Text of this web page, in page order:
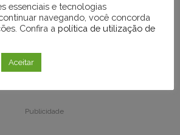
Publicidade
essenciais e tecnologias
navegando, você concorda
Confira a política de utilização de
Aceitar